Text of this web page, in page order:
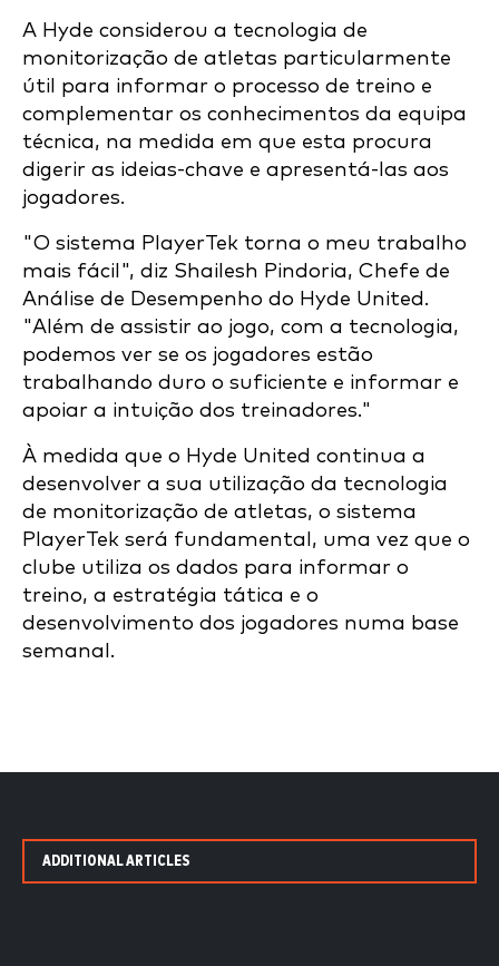
A Hyde considerou a tecnologia de
monitorização de atletas particularmente
útil para informar o processo de treino e
complementar os conhecimentos da equipa
técnica, na medida em que esta procura
digerir as ideias-chave e apresentá-las aos
jogadores.
"O sistema PlayerTek torna o meu trabalho
mais fácil", diz Shailesh Pindoria, Chefe de
Análise de Desempenho do Hyde United.
"Além de assistir ao jogo, com a tecnologia,
podemos ver se os jogadores estão
trabalhando duro o suficiente e informar e
apoiar a intuição dos treinadores."
À medida que o Hyde United continua a
desenvolver a sua utilização da tecnologia
de monitorização de atletas, o sistema
PlayerTek será fundamental, uma vez que o
clube utiliza os dados para informar o
treino, a estratégia tática e o
desenvolvimento dos jogadores numa base
semanal.
ADDITIONAL ARTICLES